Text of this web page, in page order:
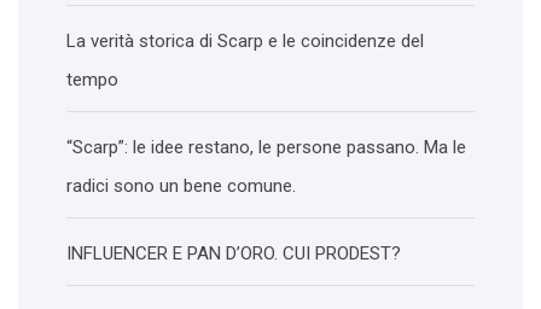
La verità storica di Scarp e le coincidenze del
tempo
“Scarp”: le idee restano, le persone passano. Ma le
radici sono un bene comune.
INFLUENCER E PAN D’ORO. CUI PRODEST?